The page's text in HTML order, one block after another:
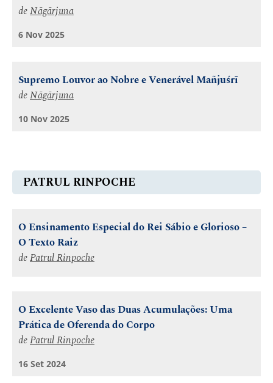
deNāgārjuna
6 Nov 2025
Supremo Louvor ao Nobre e Venerável Mañjuśrī
deNāgārjuna
10 Nov 2025
PATRUL RINPOCHE
O Ensinamento Especial do Rei Sábio e Glorioso –
O Texto Raiz
dePatrul Rinpoche
O Excelente Vaso das Duas Acumulações: Uma
Prática de Oferenda do Corpo
dePatrul Rinpoche
16 Set 2024